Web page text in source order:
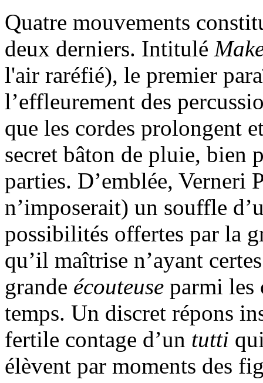
Quatre mouvements
deux derniers. Intitulé
l'air raréfié), le premier
l’effleurement des
que les cordes prolongent
secret bâton de pluie, bien
parties. D’emblée, Verneri
n’imposerait) un souffle
possibilités offertes par la
qu’il maîtrise n’ayant
grande écouteuse parmi les
temps. Un discret répons
fertile contage d’un tutti
élèvent par moments des